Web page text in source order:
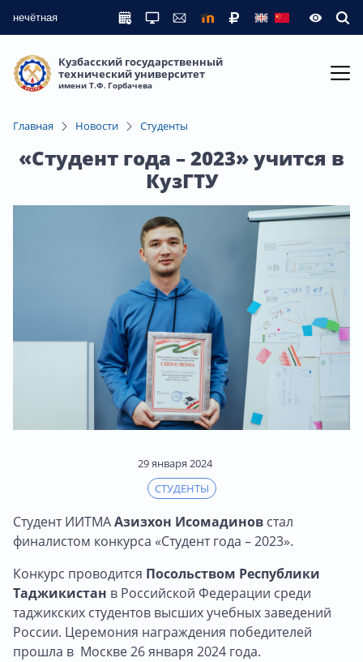
нечётная
Кузбасский государственный
технический университет
имени Т.Ф. Горбачева
Главная Новости Студенты
«Студент года – 2023» учится в
КузГТУ
29 января 2024
СТУДЕНТЫ
Студент ИИТМААзизхон Исомадинов стал
финалистом конкурса «Студент года – 2023».
Конкурс проводится Посольством Республики
Таджикистан в Российской Федерации среди
таджикских студентов высших учебных заведений
России. Церемония награждения победителей
прошла в Москве 26 января 2024 года.